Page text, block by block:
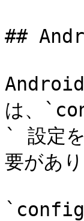
##
Android
は、
` 設定
要があり